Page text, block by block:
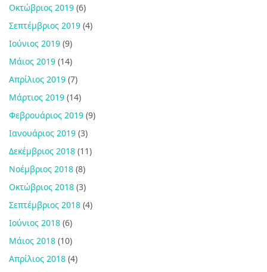
Οκτώβριος 2019 (6)
Σεπτέμβριος 2019 (4)
Ιούνιος 2019 (9)
Μάιος 2019 (14)
Απρίλιος 2019 (7)
Μάρτιος 2019 (14)
Φεβρουάριος 2019 (9)
Ιανουάριος 2019 (3)
Δεκέμβριος 2018 (11)
Νοέμβριος 2018 (8)
Οκτώβριος 2018 (3)
Σεπτέμβριος 2018 (4)
Ιούνιος 2018 (6)
Μάιος 2018 (10)
Απρίλιος 2018 (4)